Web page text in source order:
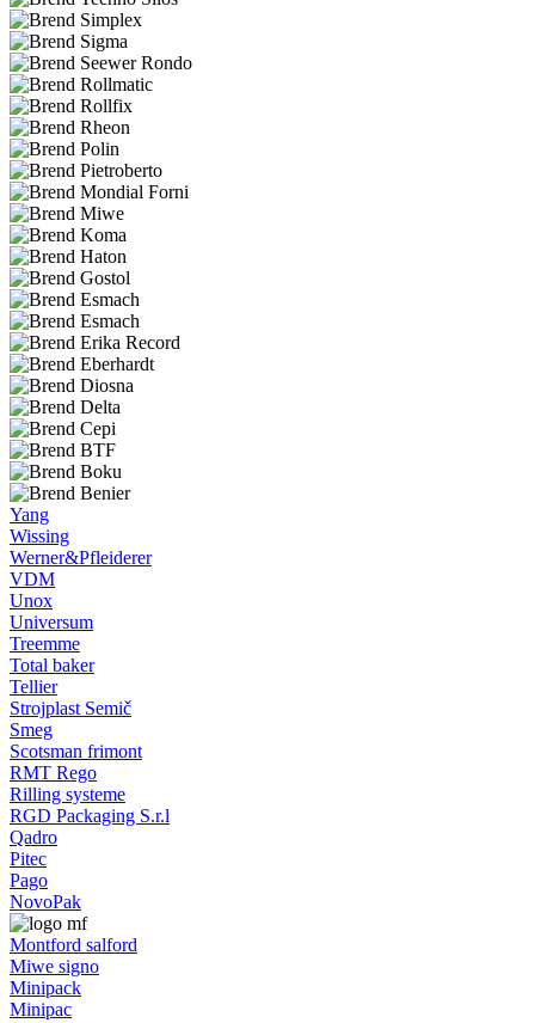
Yang
Wissing
Werner&Pfleiderer
VDM
Unox
Universum
Treemme
Total baker
Tellier
Strojplast Semič
Smeg
Scotsman frimont
RMT Rego
Rilling systeme
RGD Packaging S.r.l
Qadro
Pitec
Pago
NovoPak
Montford salford
Miwe signo
Minipack
Minipac